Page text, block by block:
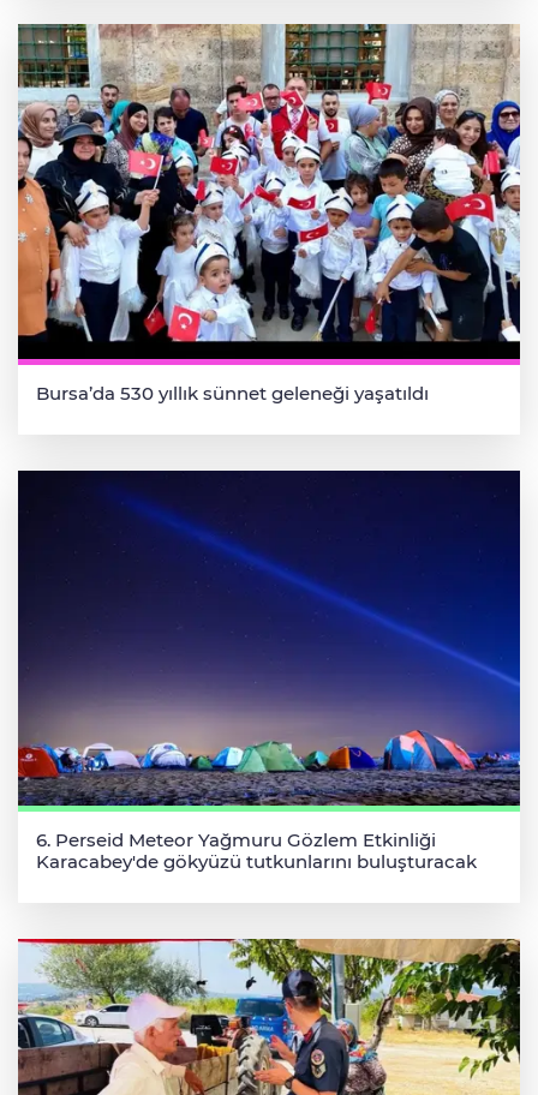
Bursa’da 530 yıllık sünnet geleneği yaşatıldı
6. Perseid Meteor Yağmuru Gözlem Etkinliği
Karacabey'de gökyüzü tutkunlarını buluşturacak